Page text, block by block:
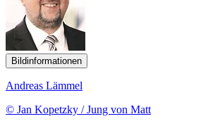
Bildinformationen
Andreas Lämmel
© Jan Kopetzky / Jung von Matt